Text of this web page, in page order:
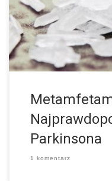
konsumentów
powodują, że jesteśmy
Parkinsona
1 komentarz